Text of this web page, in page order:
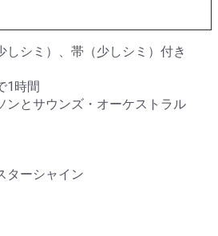
しシミ）、帯（少しシミ）付き
1時間
ンとサウンズ・オーケストラル
ターシャイン